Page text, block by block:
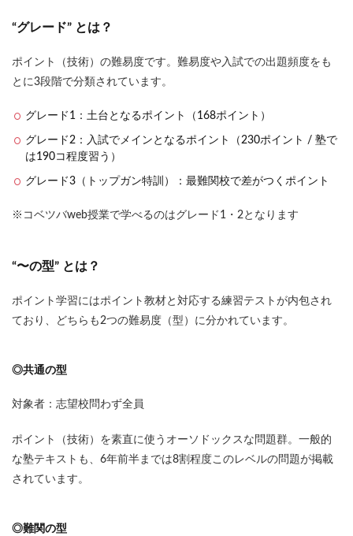
“グレード” とは？
ポイント（技術）の難易度です。難易度や入試での出題頻度をも
とに3段階で分類されています。
グレード1：土台となるポイント（168ポイント）
グレード2：入試でメインとなるポイント（230ポイント / 塾で
は190コ程度習う）
グレード3（トップガン特訓）：最難関校で差がつくポイント
※コベツバweb授業で学べるのはグレード1・2となります
“〜の型” とは？
ポイント学習にはポイント教材と対応する練習テストが内包され
ており、どちらも2つの難易度（型）に分かれています。
◎共通の型
対象者：志望校問わず全員
ポイント（技術）を素直に使うオーソドックスな問題群。一般的
な塾テキストも、6年前半までは8割程度このレベルの問題が掲載
されています。
◎難関の型